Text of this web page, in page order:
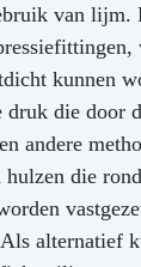
van lijm.
kunnen
druk die door
andere
die
alternatief